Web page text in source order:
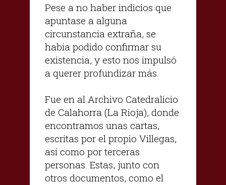
Pese a no haber indicios que
apuntase a alguna
circunstancia extraña, se
había podido confirmar su
existencia, y esto nos impulsó
a querer profundizar más.
Fue en al Archivo Catedralicio
de Calahorra (La Rioja), donde
encontramos unas cartas,
escritas por el propio Villegas,
así como por terceras
personas. Estas, junto con
otros documentos, como el